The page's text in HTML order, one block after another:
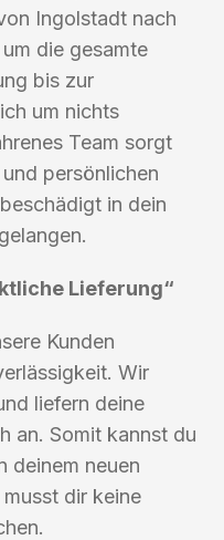
Ingolstadt nach
die gesamte
bis zur
um nichts
Team sorgt
und persönlichen
in dein
Lieferung“
Kunden
Wir
liefern deine
an. Somit kannst du
deinem neuen
dir keine